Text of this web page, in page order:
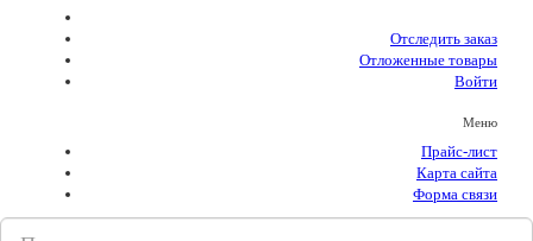
Отследить заказ
Отложенные товары
Войти
Меню
Прайс-лист
Карта сайта
Форма связи